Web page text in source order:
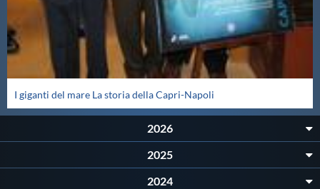
Formazione
GUG
Scuole Nuoto
I giganti del mare La storia della Capri-Napoli
2026
2025
2024